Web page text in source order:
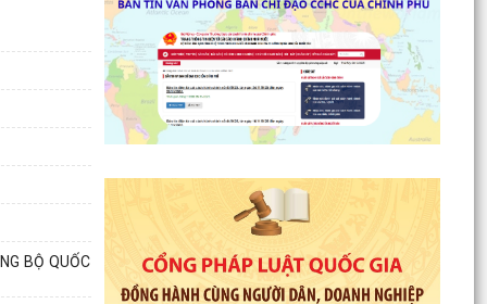
BỘ QUỐC
trạng...
PHƯỜNG HẢI DƯƠNG THAM DỰ HỘI NGHỊ TRỰC
TUYẾN NGHE BÁO CÁO TIẾN ĐỘ THỰC HIỆN KẾ
HOẠCH SỐ 150/KH-UBND
HẢI PHÒNG QUYẾT TÂM TẠO ĐỘT PHÁ TĂNG
2026 - 2030 ĐẠT BÌNH...
HỘI LIÊN HIỆP PHỤ NỮ PHƯỜNG HẢI DƯƠNG TỔ
CHỨC TUYÊN TRUYỀN LUẬT AN TOÀN GIAO
THÔNG, PHÒNG, CHỐNG...